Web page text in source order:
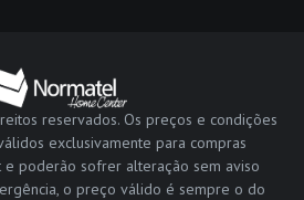
reservados. Os preços e condições
exclusivamente para compras
e poderão sofrer alteração sem aviso
o preço válido é sempre o do